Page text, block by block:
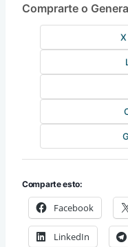
Comprarte o
Comparte esto:
Facebook
LinkedIn